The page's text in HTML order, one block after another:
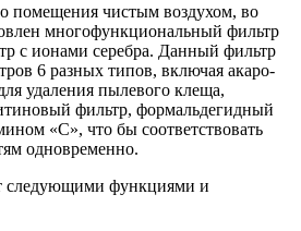
помещения чистым воздухом, во
многофункциональный фильтр
с ионами серебра. Данный фильтр
6 разных типов, включая акаро-
удаления пылевого клеща,
фильтр, формальдегидный
«С», что бы соответствовать
одновременно.
следующими функциями и